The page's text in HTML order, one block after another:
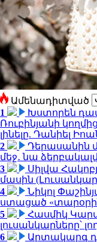
Ամենադիտված
1
Խստորեն
Ռուբինյանի
լինելը. Դանիել
2
Դերասանին
մեջ․ նա
3
Սիլվա
մասին
4
Նիկոլ
ստացած
5
Հասմիկ
լուսանկարները՝
6
Արտակարգ